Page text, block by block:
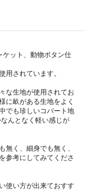
ケット、動物ボタン仕
用されています。
な生地が使用されてお
に畝がある生地をよく
でも珍しいコバート地
んとなく軽い感じが
無く、細身でも無く、
参考にしてみてくださ
使い方が出来ておすす